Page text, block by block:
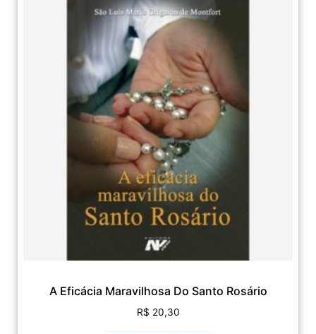
A Eficácia Maravilhosa Do Santo Rosário
R$ 20,30